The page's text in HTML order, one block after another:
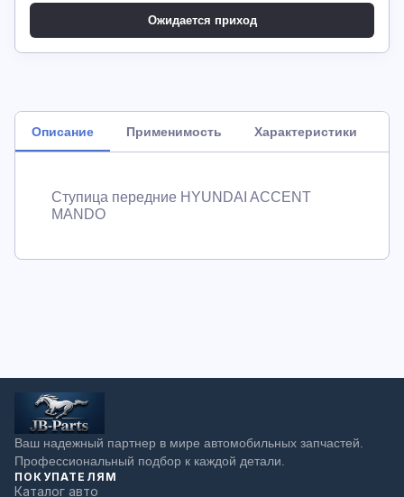
Ожидается приход
Описание Применимость Характеристики
Ступица передние HYUNDAI ACCENT
MANDO
Ваш надежный партнер в мире автомобильных запчастей.
Профессиональный подбор к каждой детали.
ПОКУПАТЕЛЯМ
Каталог авто